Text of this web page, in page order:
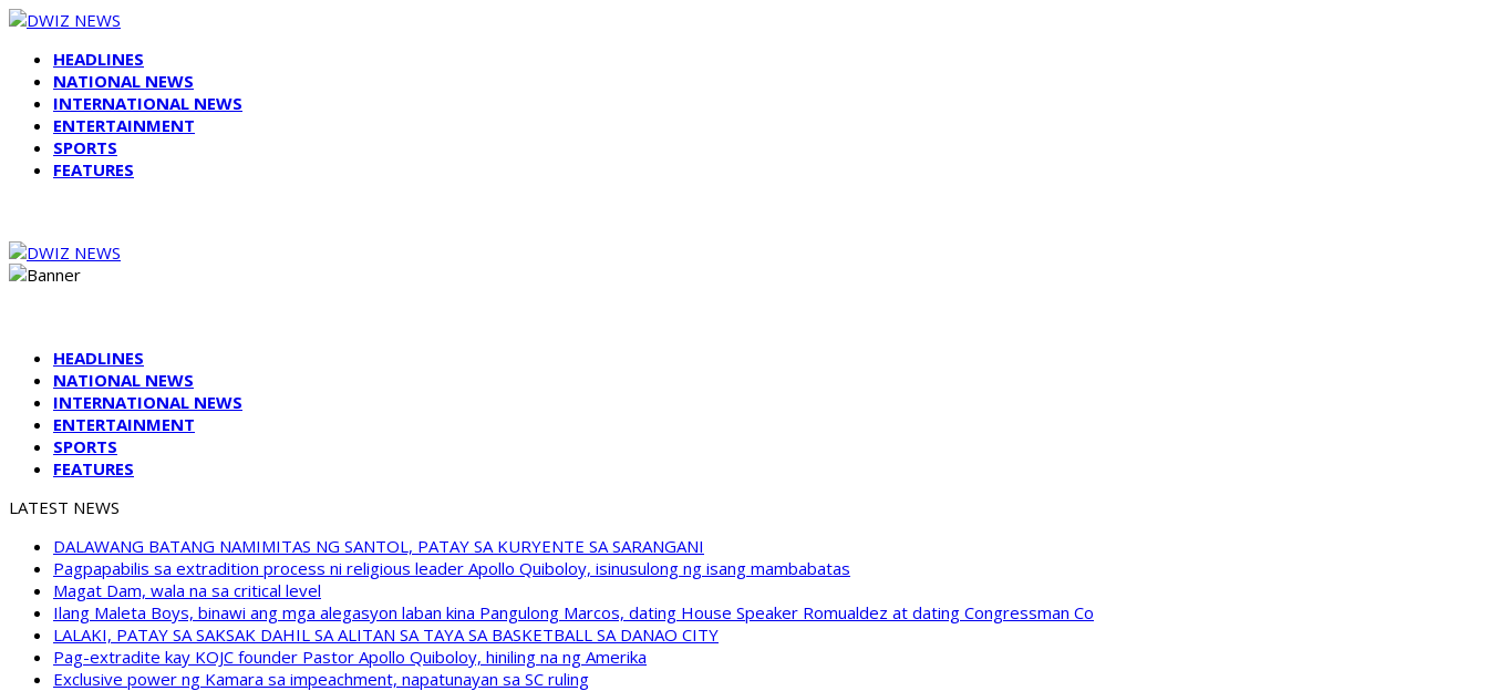
HEADLINES
NATIONAL NEWS
INTERNATIONAL NEWS
ENTERTAINMENT
SPORTS
FEATURES
HEADLINES
NATIONAL NEWS
INTERNATIONAL NEWS
ENTERTAINMENT
SPORTS
FEATURES
LATEST NEWS
DALAWANG BATANG NAMIMITAS NG SANTOL, PATAY SA KURYENTE SA SARANGANI
Pagpapabilis sa extradition process ni religious leader Apollo Quiboloy, isinusulong ng isang mambabatas
Magat Dam, wala na sa critical level
Ilang Maleta Boys, binawi ang mga alegasyon laban kina Pangulong Marcos, dating House Speaker Romualdez at dating Congressman Co
LALAKI, PATAY SA SAKSAK DAHIL SA ALITAN SA TAYA SA BASKETBALL SA DANAO CITY
Pag-extradite kay KOJC founder Pastor Apollo Quiboloy, hiniling na ng Amerika
Exclusive power ng Kamara sa impeachment, napatunayan sa SC ruling